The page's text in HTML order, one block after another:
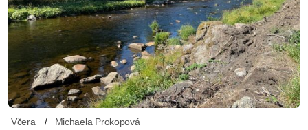
Včera Michaela Prokopová